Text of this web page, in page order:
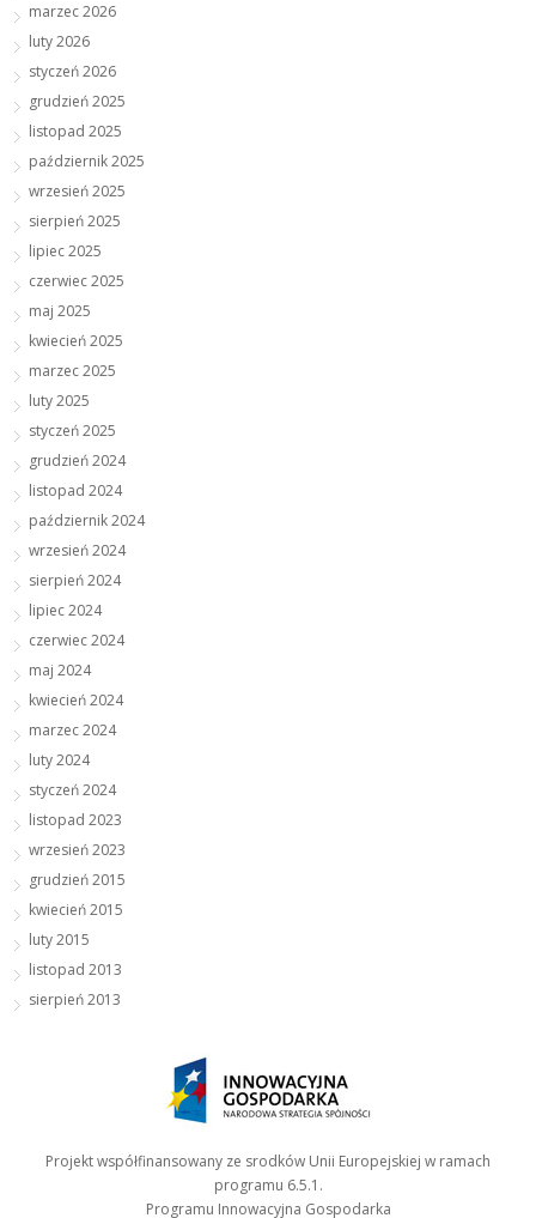
marzec 2026
luty 2026
styczeń 2026
grudzień 2025
listopad 2025
październik 2025
wrzesień 2025
sierpień 2025
lipiec 2025
czerwiec 2025
maj 2025
kwiecień 2025
marzec 2025
luty 2025
styczeń 2025
grudzień 2024
listopad 2024
październik 2024
wrzesień 2024
sierpień 2024
lipiec 2024
czerwiec 2024
maj 2024
kwiecień 2024
marzec 2024
luty 2024
styczeń 2024
listopad 2023
wrzesień 2023
grudzień 2015
kwiecień 2015
luty 2015
listopad 2013
sierpień 2013
Projekt współfinansowany ze srodków Unii Europejskiej w ramach
programu 6.5.1.
Programu Innowacyjna Gospodarka